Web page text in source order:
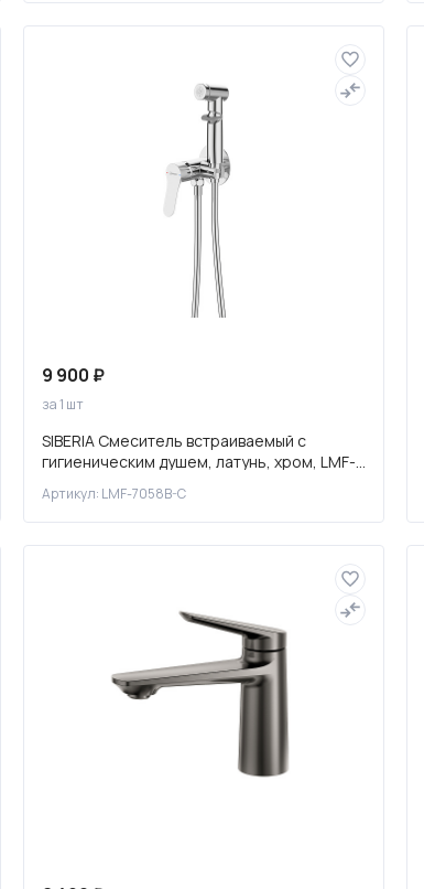
9 900 ₽
за 1 шт
SIBERIA Смеситель встраиваемый с
гигиеническим душем, латунь, хром, LMF-
Артикул: LMF-7058B-C